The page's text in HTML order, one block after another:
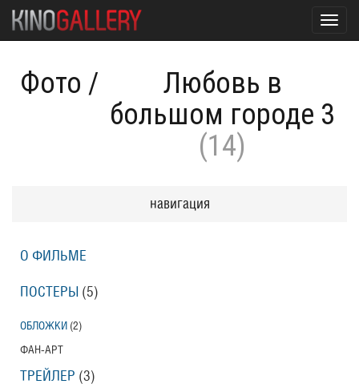
Фото /
Любовь в
большом городе 3
(14)
навигация
О ФИЛЬМЕ
ПОСТЕРЫ (5)
ОБЛОЖКИ (2)
ФАН-АРТ
ТРЕЙЛЕР (3)